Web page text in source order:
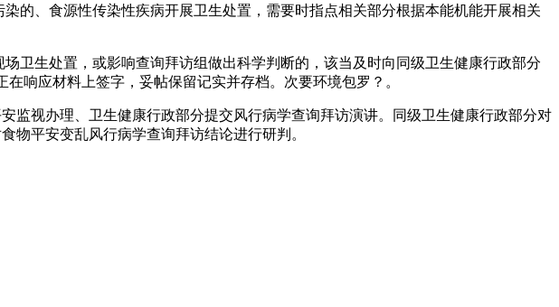
、食源性传染性疾病开展卫生处置，需要时指点相关部分根据本能机能开展相关
生处置，或影响查询拜访组做出科学判断的，该当及时向同级卫生健康行政部分
响应材料上签字，妥帖保留记实并存档。次要环境包罗？。
视办理、卫生健康行政部分提交风行病学查询拜访演讲。同级卫生健康行政部分对
物平安变乱风行病学查询拜访结论进行研判。